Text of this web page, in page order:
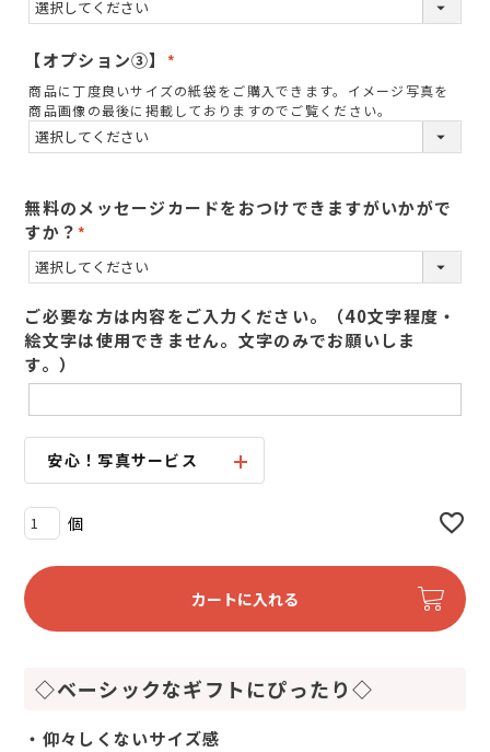
【オプション③】
(
必
)
商品に丁度良いサイズの紙袋をご購入できます。イメージ写真を
商品画像の最後に掲載しておりますのでご覧ください。
無料のメッセージカードをおつけできますがいかがで
すか？
(
必
)
ご必要な方は内容をご入力ください。（40文字程度・
絵文字は使用できません。文字のみでお願いしま
す。）
安心！写真サービス
カートに入れる
◇ベーシックなギフトにぴったり◇
・仰々しくないサイズ感